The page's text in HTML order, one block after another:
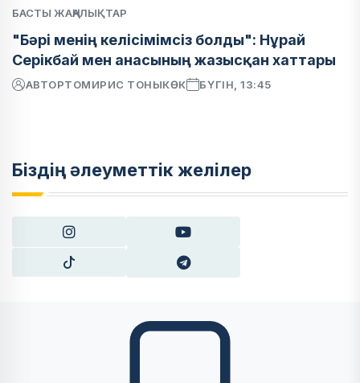
БАСТЫ ЖАҢАЛЫҚТАР
"Бәрі менің келісімімсіз болды": Нұрай
Серікбай мен анасының жазысқан хаттары
АВТОРТОМИРИС ТОНЫКӨК БҮГІН, 13:45
Біздің әлеуметтік желілер